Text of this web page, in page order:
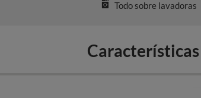
Todo sobre lavadoras
Características